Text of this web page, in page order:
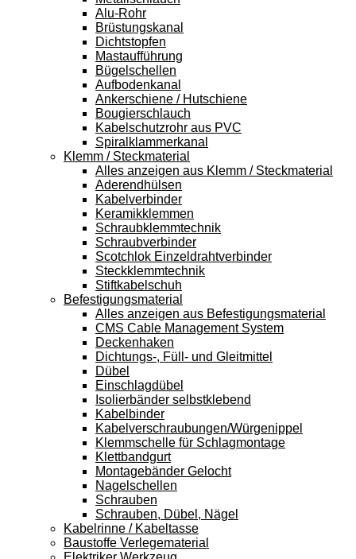
Alu-Rohr
Brüstungskanal
Dichtstopfen
Mastaufführung
Bügelschellen
Aufbodenkanal
Ankerschiene / Hutschiene
Bougierschlauch
Kabelschutzrohr aus PVC
Spiralklammerkanal
Klemm / Steckmaterial
Alles anzeigen aus Klemm / Steckmaterial
Aderendhülsen
Kabelverbinder
Keramikklemmen
Schraubklemmtechnik
Schraubverbinder
Scotchlok Einzeldrahtverbinder
Steckklemmtechnik
Stiftkabelschuh
Befestigungsmaterial
Alles anzeigen aus Befestigungsmaterial
CMS Cable Management System
Deckenhaken
Dichtungs-, Füll- und Gleitmittel
Dübel
Einschlagdübel
Isolierbänder selbstklebend
Kabelbinder
Kabelverschraubungen/Würgenippel
Klemmschelle für Schlagmontage
Klettbandgurt
Montagebänder Gelocht
Nagelschellen
Schrauben
Schrauben, Dübel, Nägel
Kabelrinne / Kabeltasse
Baustoffe Verlegematerial